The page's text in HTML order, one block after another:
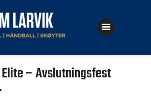
– Avslutningsfest